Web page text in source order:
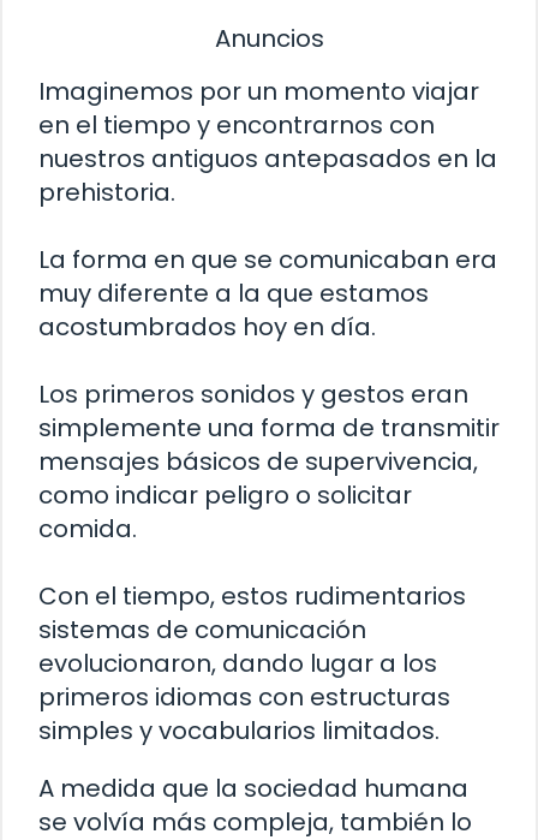
Anuncios
Imaginemos por un momento viajar
en el tiempo y encontrarnos con
nuestros antiguos antepasados en la
prehistoria.
La forma en que se comunicaban era
muy diferente a la que estamos
acostumbrados hoy en día.
Los primeros sonidos y gestos eran
simplemente una forma de transmitir
mensajes básicos de supervivencia,
como indicar peligro o solicitar
comida.
Con el tiempo, estos rudimentarios
sistemas de comunicación
evolucionaron, dando lugar a los
primeros idiomas con estructuras
simples y vocabularios limitados.
A medida que la sociedad humana
se volvía más compleja, también lo